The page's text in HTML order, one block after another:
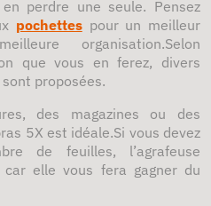
perdre une seule. Pensez
pochettespour un meilleur
organisation.Selon
que vous en ferez, divers
proposées.
des magazines ou des
5X est idéale.Si vous devez
de feuilles, l’agrafeuse
elle vous fera gagner du